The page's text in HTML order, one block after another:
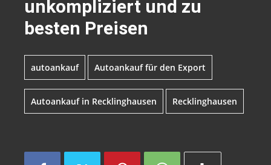
unkompliziert und zu
besten Preisen
autoankauf Autoankauf für den Export
Autoankauf in Recklinghausen Recklinghausen